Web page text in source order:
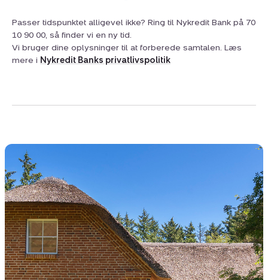
Passer tidspunktet alligevel ikke? Ring til Nykredit Bank på 70
10 90 00, så finder vi en ny tid.
Vi bruger dine oplysninger til at forberede samtalen. Læs
mere i Nykredit Banks privatlivspolitik